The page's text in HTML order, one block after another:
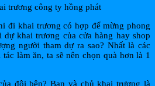
trương công ty hồng phát
đi khai trương có hợp để mừng phong
khai trương của cửa hàng hay shop
người tham dự ra sao? Nhất là các
làm ăn, ta sẽ nên chọn quà hơn là 1
đôi bên? Bạn và chủ khai trương là